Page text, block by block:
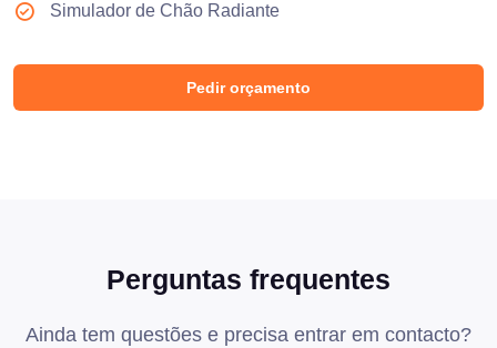
Simulador de Chão Radiante
Pedir orçamento
Perguntas frequentes
Ainda tem questões e precisa entrar em contacto?